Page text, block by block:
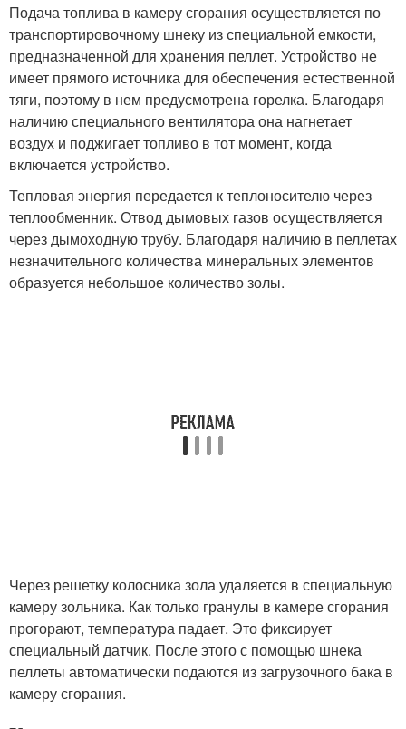
Подача топлива в камеру сгорания осуществляется по
транспортировочному шнеку из специальной емкости,
предназначенной для хранения пеллет. Устройство не
имеет прямого источника для обеспечения естественной
тяги, поэтому в нем предусмотрена горелка. Благодаря
наличию специального вентилятора она нагнетает
воздух и поджигает топливо в тот момент, когда
включается устройство.
Тепловая энергия передается к теплоносителю через
теплообменник. Отвод дымовых газов осуществляется
через дымоходную трубу. Благодаря наличию в пеллетах
незначительного количества минеральных элементов
образуется небольшое количество золы.
Через решетку колосника зола удаляется в специальную
камеру зольника. Как только гранулы в камере сгорания
прогорают, температура падает. Это фиксирует
специальный датчик. После этого с помощью шнека
пеллеты автоматически подаются из загрузочного бака в
камеру сгорания.